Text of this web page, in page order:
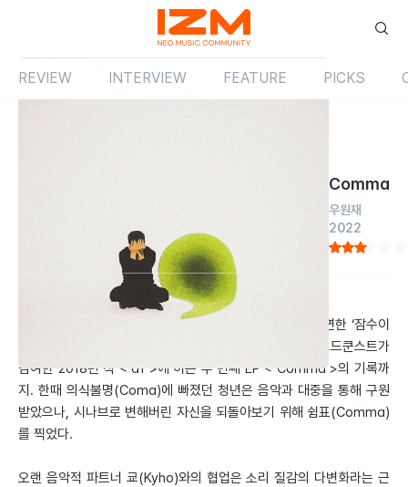
REVIEW INTERVIEW FEATURE PICKS
Comma
우원재
2022
2023.01.01
독특한 뮤직비디오로 화제가 된 ‘Uniform’과 미노이와 공연한 ‘잠수이
별’로 음악 작업에 충실한 2022년이었다. 더 콰이엇과 코드쿤스트가
참여한 2018년 작 < af >에 이은 두 번째 EP < Comma >의 기록까
지. 한때 의식불명(Coma)에 빠졌던 청년은 음악과 대중을 통해 구원
받았으나, 시나브로 변해버린 자신을 되돌아보기 위해 쉼표(Comma)
를 찍었다.
오랜 음악적 파트너 쿄(Kyho)와의 협업은 소리 질감의 다변화라는 근